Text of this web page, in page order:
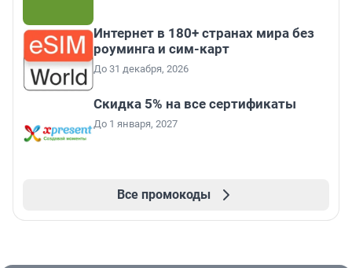
Интернет в 180+ странах мира без
роуминга и сим-карт
До 31 декабря, 2026
Скидка 5% на все сертификаты
До 1 января, 2027
Все промокоды